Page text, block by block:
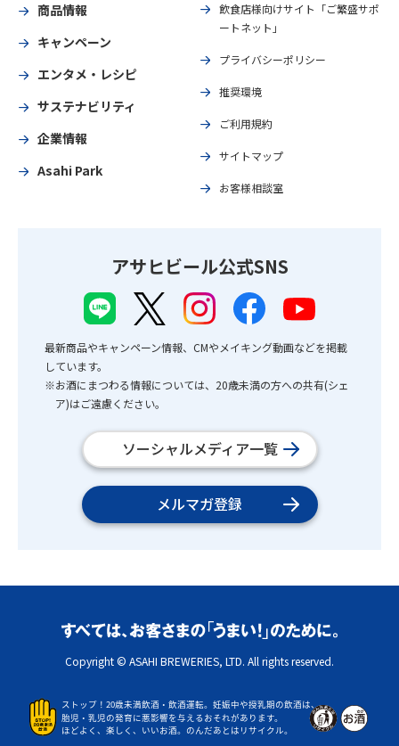
商品情報
キャンペーン
エンタメ・レシピ
サステナビリティ
企業情報
Asahi Park
飲食店様向けサイト「ご繁盛サポ
ートネット」
プライバシーポリシー
推奨環境
ご利用規約
サイトマップ
お客様相談室
アサヒビール公式SNS
最新商品やキャンペーン情報、CMやメイキング動画などを掲載
しています。
※お酒にまつわる情報については、20歳未満の方への共有(シェ
ア)はご遠慮ください。
ソーシャルメディア一覧
メルマガ登録
Copyright © ASAHI BREWERIES, LTD. All rights reserved.